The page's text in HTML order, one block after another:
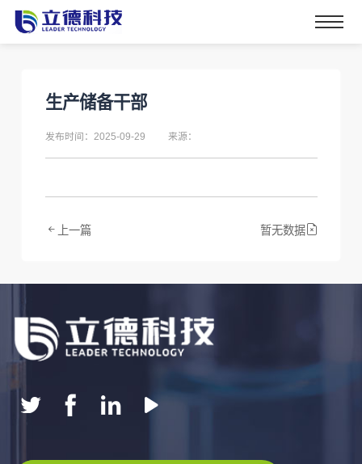
生产储备干部
发布时间：2025-09-29 来源：
上一篇 暂无数据